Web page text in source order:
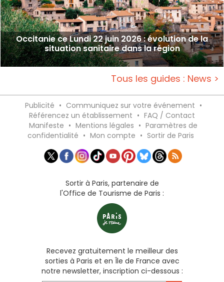
Occitanie ce Lundi 22 juin 2026 : évolution de la
situation sanitaire dans la région
Tous les guides : News >
Publicité • Communiquez sur votre événement •
Référencez un établissement • FAQ / Contact
Manifeste • Mentions légales • Paramètres de
confidentialité • Mon compte • Sortir de Paris
Sortir à Paris, partenaire de
l'Office de Tourisme de Paris :
Recevez gratuitement le meilleur des
sorties à Paris et en Île de France avec
notre newsletter, inscription ci-dessous :